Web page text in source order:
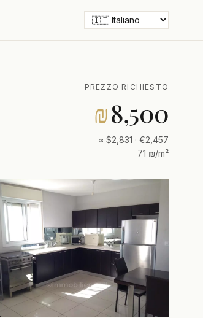
PREZZO RICHIESTO
₪8,500
≈ $2,831 · €2,457
71 ₪/m²